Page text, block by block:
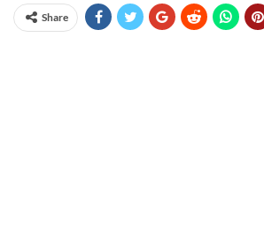
Share